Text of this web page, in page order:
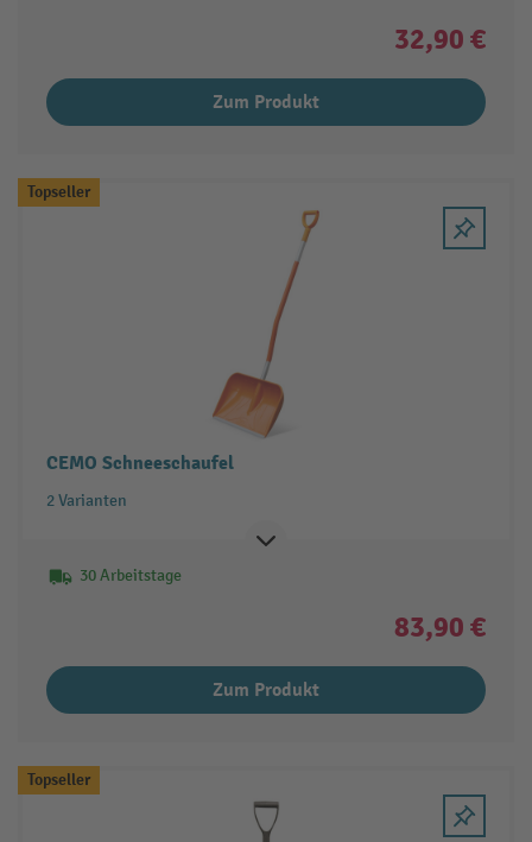
32,90 €
Zum Produkt
Topseller
CEMO Schneeschaufel
2 Varianten
30 Arbeitstage
83,90 €
Zum Produkt
Topseller